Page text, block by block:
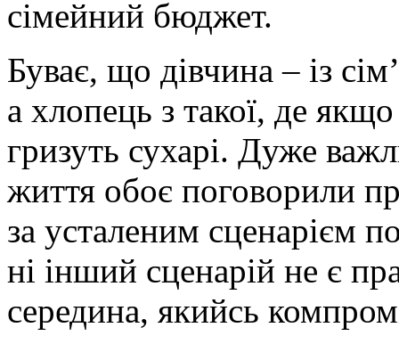
сімейний бюджет.
Буває, що дівчина – із
а хлопець з такої, де
гризуть сухарі. Дуже
життя обоє поговорили
за усталеним сценарієм
ні інший сценарій не є
середина, якийсь